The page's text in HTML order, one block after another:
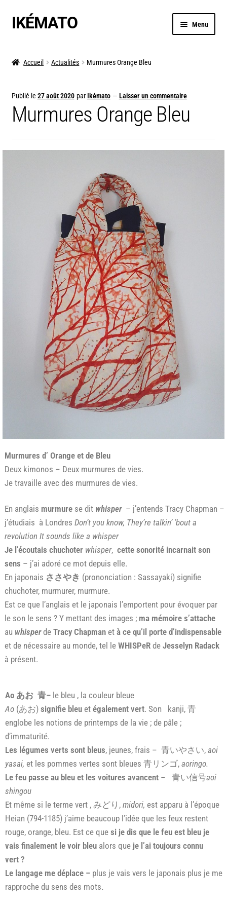
IKÉMATO Menu
MES VOYAGES AU JAPON
Accueil Actualités Murmures Orange Bleu
Publié le 27 août 2020 par Ikémato — Laisser un commentaire
Murmures Orange Bleu
Murmures d’ Orange et de Bleu
Deux kimonos – Deux murmures de vies.
Je travaille avec des murmures de vies.
En anglais murmure se dit whisper– j’entends Tracy Chapman –
j’étudiais à Londres Don’t you know, They’re talkin’ ’bout a
revolution It sounds like a whisper
Je l’écoutais chuchoter whisper, cette sonorité incarnait son
sens – j’ai adoré ce mot depuis elle.
En japonais ささやき (prononciation : Sassayaki) signifie
chuchoter, murmurer, murmure.
Est ce que l’anglais et le japonais l’emportent pour évoquer par
le son le sens ? Y mettant des images ; ma mémoire s’attache
au whisperde Tracy Chapman et à ce qu’il porte d’indispensable
et de nécessaire au monde, tel le WHISPeR de Jesselyn Radack
à présent.
Ao あお 青– le bleu , la couleur bleue
Ao (あお) signifie bleu et également vert. Son kanji, 青
englobe les notions de printemps de la vie ; de pâle ;
d’immaturité.
Les légumes verts sont bleus, jeunes, frais – 青いやさい, aoi
yasai, et les pommes vertes sont bleues 青リンゴ, aoringo.
Le feu passe au bleu et les voitures avancent – 青い信号aoi
shingou
Et même si le terme vert , みどり, midori, est apparu à l’époque
Heian (794-1185) j’aime beaucoup l’idée que les feux restent
rouge, orange, bleu. Est ce que si je dis que le feu est bleu je
vais finalement le voir bleu alors que je l’ai toujours connu
vert ?
Le langage me déplace – plus je vais vers le japonais plus je me
rapproche du sens des mots.